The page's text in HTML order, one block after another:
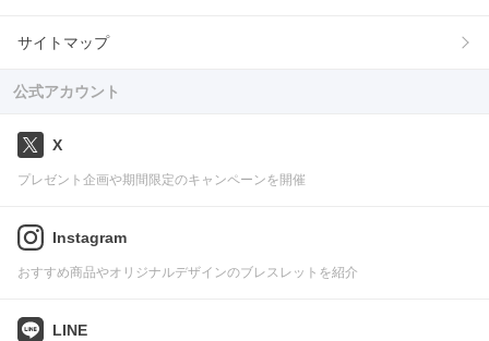
サイトマップ
公式アカウント
X
プレゼント企画や期間限定のキャンペーンを開催
Instagram
おすすめ商品やオリジナルデザインのブレスレットを紹介
LINE